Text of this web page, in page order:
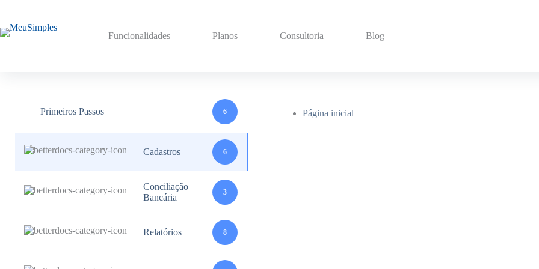
o
conteúdo
Funcionalidades Planos Consultoria Blog
Primeiros Passos 6
Cadastros 6
Conciliação
Bancária
3
Relatórios 8
Página inicial